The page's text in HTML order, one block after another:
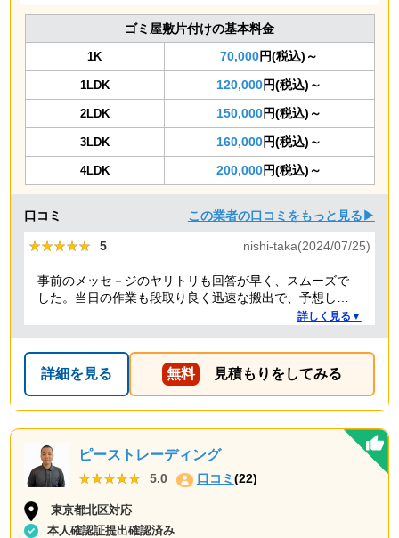
ゴミ屋敷片付けの基本料金
1K 70,000円(税込)～
1LDK 120,000円(税込)～
2LDK 150,000円(税込)～
3LDK 160,000円(税込)～
4LDK 200,000円(税込)～
口コミ この業者の口コミをもっと見る▶
★★★★★
★★★★★ 5 nishi-taka(2024/07/25)
事前のメッセ－ジのヤリトリも回答が早く、スムーズで
した。当日の作業も段取り良く迅速な搬出で、予想して
いた時間よりも短時間で完了。 事前打ち合わせ・当日作
したくなるような感想です。
詳しく見る▼
詳細を見る 無料 見積もりをしてみる
ピーストレーディング
★★★★★
★★★★★ 5.0 口コミ(22)
東京都北区対応
本人確認証提出確認済み